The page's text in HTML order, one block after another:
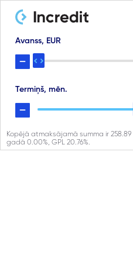
Avanss, EUR
Termiņš, mēn.
Kopējā atmaksājamā summa ir 258.89
gadā 0.00%, GPL 20.76%.